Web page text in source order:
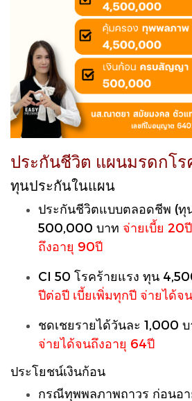
ประกันชีวิต แผนมรดกโร
ทุนประกันในแผน
ประกันชีวิตแบบตลอดชีพ (ทุ
500,000 บาท จ่ายเบี้ย 20
ถึงอายุ 90ปี
CI 50 โรคร้ายแรง ทุน
ปีต่อปี เบี้ยเพิ่มทุกปี จ่ายได้จ
ชดเชยรายได้วันละ 1,000
จ่ายได้จนถึงอายุ 64ปี
ประโยชน์เงินก้อน
กรณีทุพพลภาพถาวร ก่อนอ